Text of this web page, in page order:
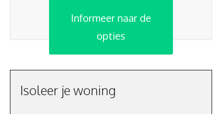
Informeer naar de
opties
Isoleer je woning